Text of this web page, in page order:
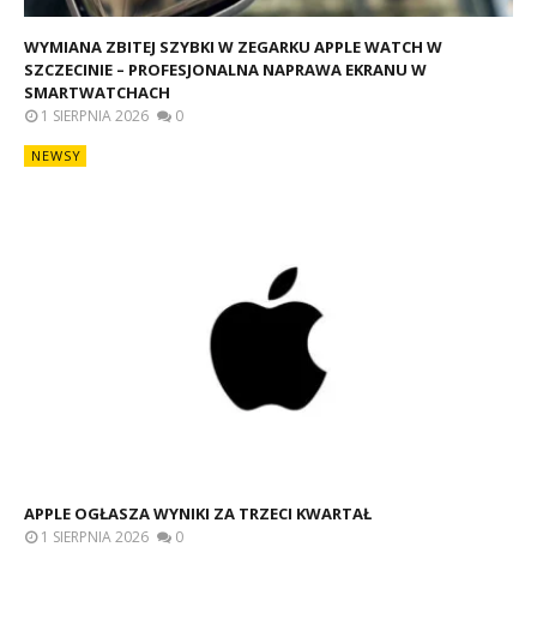
WYMIANA ZBITEJ SZYBKI W ZEGARKU APPLE WATCH W
SZCZECINIE – PROFESJONALNA NAPRAWA EKRANU W
SMARTWATCHACH
1 SIERPNIA 2026 0
NEWSY
APPLE OGŁASZA WYNIKI ZA TRZECI KWARTAŁ
1 SIERPNIA 2026 0